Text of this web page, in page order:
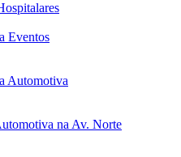
Eventos
Automotiva
na Av. Norte